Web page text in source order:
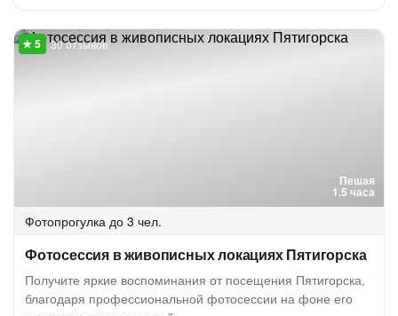
Пешая
1.5 часа
30 отзывов
Фотопрогулка до 3 чел.
Фотосессия в живописных локациях Пятигорска
Получите яркие воспоминания от посещения Пятигорска,
благодаря профессиональной фотосессии на фоне его